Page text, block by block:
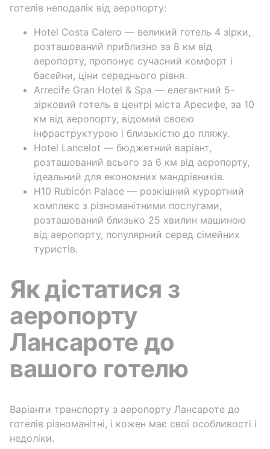
готелів неподалік від аеропорту:
Hotel Costa Calero — великий готель 4 зірки,
розташований приблизно за 8 км від
аеропорту, пропонує сучасний комфорт і
басейни, ціни середнього рівня.
Arrecife Gran Hotel & Spa — елегантний 5-
зірковий готель в центрі міста Аресифе, за 10
км від аеропорту, відомий своєю
інфраструктурою і близькістю до пляжу.
Hotel Lancelot — бюджетний варіант,
розташований всього за 6 км від аеропорту,
ідеальний для економних мандрівників.
H10 Rubicón Palace — розкішний курортний
комплекс з різноманітними послугами,
розташований близько 25 хвилин машиною
від аеропорту, популярний серед сімейних
туристів.
Як дістатися з
аеропорту
Лансароте до
вашого готелю
Варіанти транспорту з аеропорту Лансароте до
готелів різноманітні, і кожен має свої особливості і
недоліки.